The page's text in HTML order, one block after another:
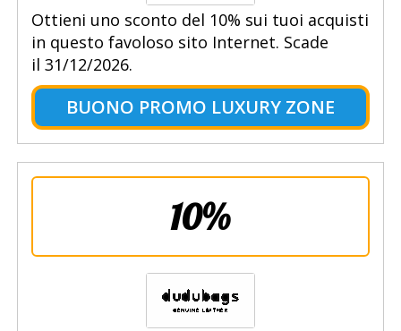
Ottieni uno sconto del 10% sui tuoi acquisti
in questo favoloso sito Internet. Scade
il 31/12/2026.
BUONO PROMO LUXURY ZONE
10%